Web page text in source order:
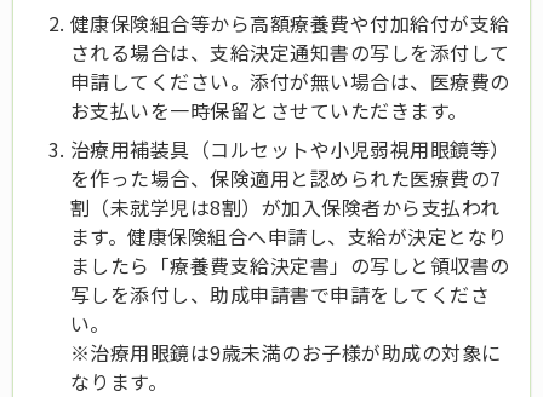
健康保険組合等から高額療養費や付加給付が支給
される場合は、支給決定通知書の写しを添付して
申請してください。添付が無い場合は、医療費の
お支払いを一時保留とさせていただきます。
治療用補装具（コルセットや小児弱視用眼鏡等）
を作った場合、保険適用と認められた医療費の7
割（未就学児は8割）が加入保険者から支払われ
ます。健康保険組合へ申請し、支給が決定となり
ましたら「療養費支給決定書」の写しと領収書の
写しを添付し、助成申請書で申請をしてくださ
い。
※治療用眼鏡は9歳未満のお子様が助成の対象に
なります。